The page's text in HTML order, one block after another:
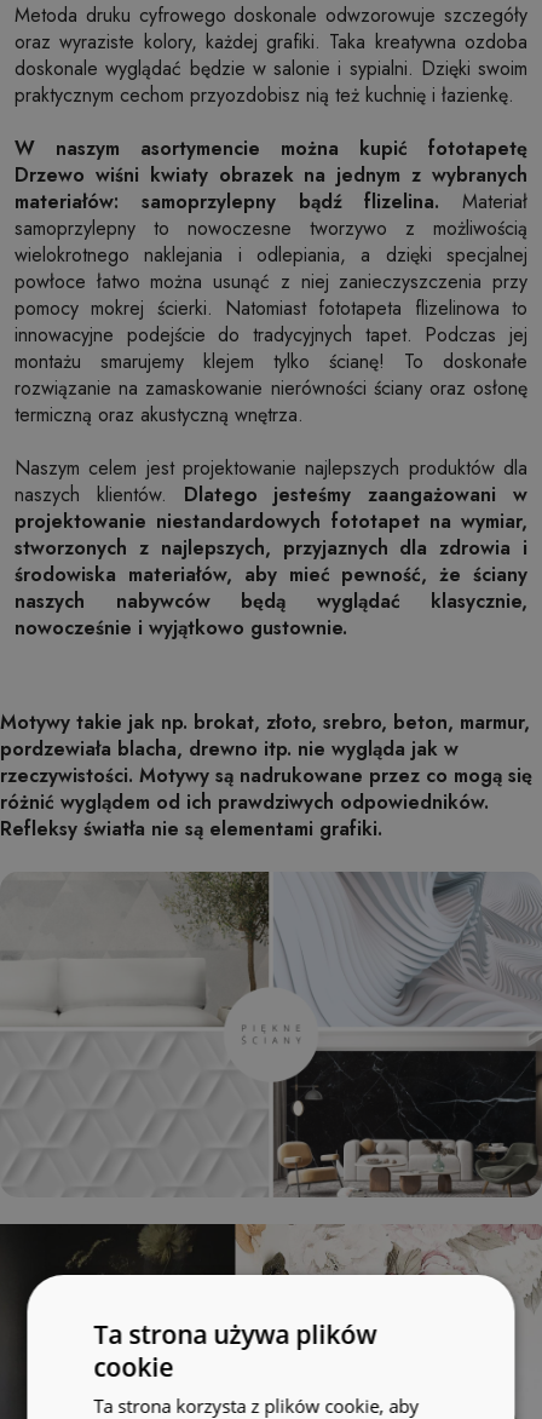
Metoda druku cyfrowego doskonale odwzorowuje szczegóły
oraz wyraziste kolory, każdej grafiki. Taka kreatywna ozdoba
doskonale wyglądać będzie w salonie i sypialni. Dzięki swoim
praktycznym cechom przyozdobisz nią też kuchnię i łazienkę.
W naszym asortymencie można kupić fototapetę
Drzewo wiśni kwiaty obrazek na jednym z wybranych
materiałów: samoprzylepny bądź flizelina. Materiał
samoprzylepny to nowoczesne tworzywo z możliwością
wielokrotnego naklejania i odlepiania, a dzięki specjalnej
powłoce łatwo można usunąć z niej zanieczyszczenia przy
pomocy mokrej ścierki. Natomiast fototapeta flizelinowa to
innowacyjne podejście do tradycyjnych tapet. Podczas jej
montażu smarujemy klejem tylko ścianę! To doskonałe
rozwiązanie na zamaskowanie nierówności ściany oraz osłonę
termiczną oraz akustyczną wnętrza.
Naszym celem jest projektowanie najlepszych produktów dla
naszych klientów. Dlatego jesteśmy zaangażowani w
projektowanie niestandardowych fototapet na wymiar,
stworzonych z najlepszych, przyjaznych dla zdrowia i
środowiska materiałów, aby mieć pewność, że ściany
naszych nabywców będą wyglądać klasycznie,
nowocześnie i wyjątkowo gustownie.
Motywy takie jak np. brokat, złoto, srebro, beton, marmur,
pordzewiała blacha, drewno itp. nie wygląda jak w
rzeczywistości. Motywy są nadrukowane przez co mogą się
różnić wyglądem od ich prawdziwych odpowiedników.
Refleksy światła nie są elementami grafiki.
Ta strona używa plików
cookie
Ta strona korzysta z plików cookie, aby